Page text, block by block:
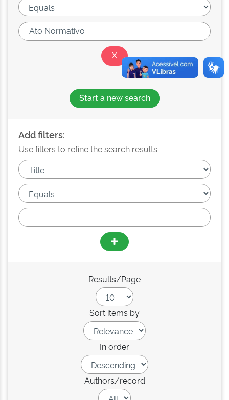
Start a new search
Add filters:
Use filters to refine the search results.
Results/Page
Sort items by
In order
Authors/record